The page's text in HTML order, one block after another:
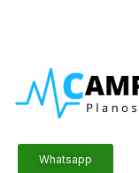
Whatsapp